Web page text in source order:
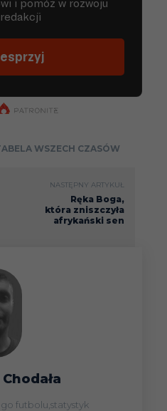
WSZECH CZASÓW
NASTĘPNY ARTYKUŁ
Ręka Boga,
która zniszczyła
afrykański sen
futbolu,statystyk